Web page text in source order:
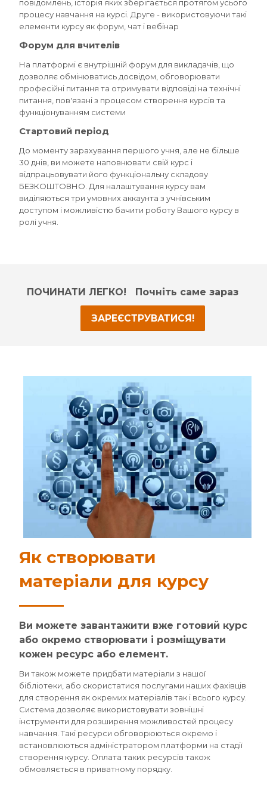
повідомлень, історія яких зберігається протягом усього
процесу навчання на курсі. Друге - використовуючи такі
елементи курсу як форум, чат і вебінар
Форум для вчителів
На платформі є внутрішній форум для викладачів, що
дозволяє обмінюватись досвідом, обговорювати
професійні питання та отримувати відповіді на технічні
питання, пов'язані з процесом створення курсів та
функціонуванням системи
Стартовий період
До моменту зарахування першого учня, але не більше
30 днів, ви можете наповнювати свій курс і
відпрацьовувати його функціональну складову
БЕЗКОШТОВНО. Для налаштування курсу вам
виділяються три умовних аккаунта з учнівським
доступом і можливістю бачити роботу Вашого курсу в
ролі учня.
ПОЧИНАТИ ЛЕГКО! Почніть саме зараз
ЗАРЕЄСТРУВАТИСЯ!
Як створювати
матеріали для курсу
Ви можете завантажити вже готовий курс
або окремо створювати і розміщувати
кожен ресурс або елемент.
Ви також можете придбати матеріали з нашої
бібліотеки, або скористатися послугами наших фахівців
для створення як окремих матеріалів так і всього курсу.
Система дозволяє використовувати зовнішні
інструменти для розширення можливостей процесу
навчання. Такі ресурси обговорюються окремо і
встановлюються адміністратором платформи на стадії
створення курсу. Оплата таких ресурсів також
обмовляється в приватному порядку.